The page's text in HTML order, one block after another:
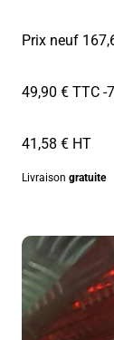
Prix neuf
49,90 € TTC-
41,58 € HT
Livraison gratuite